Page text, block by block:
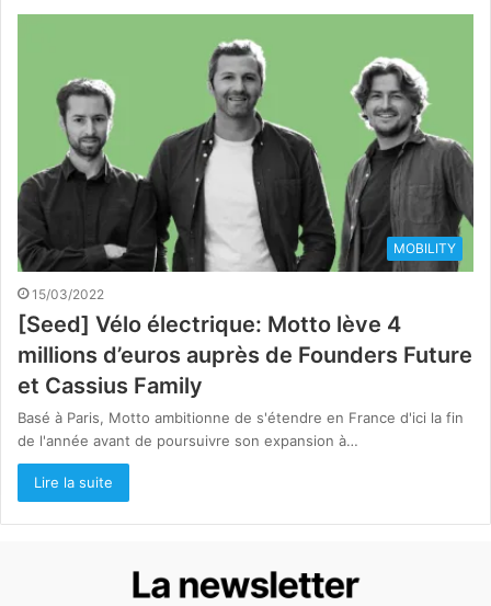
MOBILITY
15/03/2022
[Seed] Vélo électrique: Motto lève 4
millions d’euros auprès de Founders Future
et Cassius Family
Basé à Paris, Motto ambitionne de s'étendre en France d'ici la fin
de l'année avant de poursuivre son expansion à…
Lire la suite